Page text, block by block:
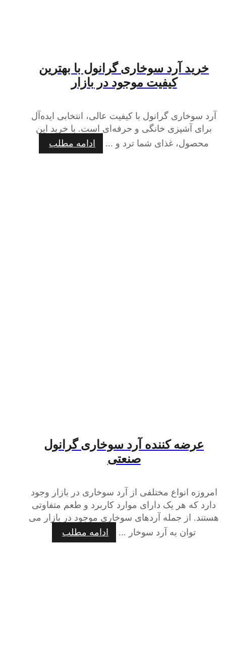
خرید آرد سوخاری گرانول با بهترین
کیفیت موجود در بازار
آرد سوخاری گرانول با کیفیت عالی، انتخابی ایده‌آل
برای آشپزی خانگی و حرفه‌ای است. با خرید این
محصول، غذای شما ترد و ...
ادامه مطلب
عرضه کننده آرد سوخاری گرانول
صنعتی
امروزه انواع مختلفی از آرد سوخاری در بازار وجود
دارد که هر یک دارای موارد کاربرد و طعم متفاوتی
هستند. از جمله آردهای سوخاری موجود در بازار می‌
توان به آرد سوخار ...
ادامه مطلب